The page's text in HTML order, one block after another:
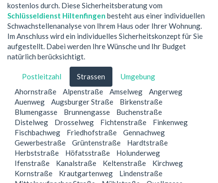
kostenlos durch. Diese Sicherheitsberatung vom
Schlüsseldienst Hiltenfingen besteht aus einer individuellen
Schwachstellenanalyse von Ihrem Haus oder Ihrer Wohnung.
Im Anschluss wird ein individuelles Sicherheitskonzept für Sie
aufgestellt. Dabei werden Ihre Wünsche und Ihr Budget
natürlich berücksichtigt.
Postleitzahl Strassen
Umgebung
Ahornstraße
Alpenstraße Amselweg
Angerweg
Auenweg
Augsburger Straße
Birkenstraße
Blumengasse
Brunnengasse
Buchenstraße
Distelweg
Drosselweg Fichtenstraße
Finkenweg
Fischbachweg
Friedhofstraße
Gennachweg
Gewerbestraße
Grüntenstraße
Hardtstraße
Herbststraße
Höfatsstraße
Holunderweg
Ifenstraße
Kanalstraße Keltenstraße
Kirchweg
Kornstraße
Krautgartenweg
Lindenstraße